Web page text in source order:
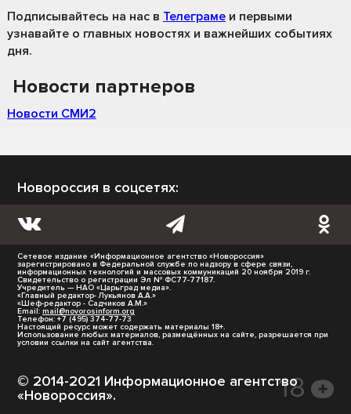
Подписывайтесь на нас в Телеграме и первыми
узнавайте о главных новостях и важнейших событиях
дня.
Новости партнеров
Новости СМИ2
Новороссия в соцсетях:
Сетевое издание «Информационное агентство «Новороссия»
зарегистрировано в Федеральной службе по надзору в сфере связи,
информационных технологий и массовых коммуникаций 20 ноября 2019 г.
Свидетельство о регистрации Эл № ФС77-77187.
Учредитель — НАО «Царьград медиа».
«Главный редактор- Лукьянов А.А.»
«Шеф-редактор - Садчиков А.М.»
Email: mail@novorosinform.org
Телефон: +7 (495) 374-77-73
Настоящий ресурс может содержать материалы 18+.
Использование любых материалов, размещённых на сайте, разрешается при
условии ссылки на сайт агентства.
© 2014-2021 Информационное агентство
«Новороссия».